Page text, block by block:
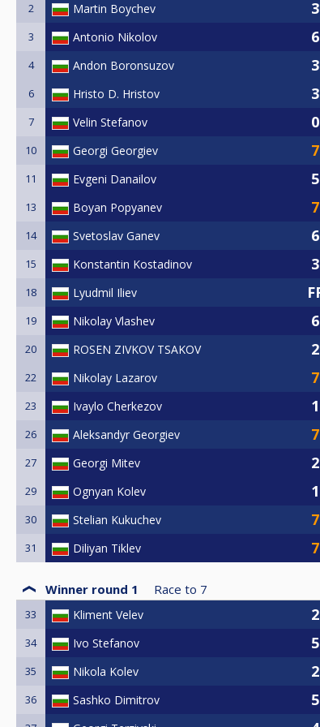
2 Martin Boychev
3 Antonio Nikolov
4 Andon Boronsuzov
6 Hristo D. Hristov
7 Velin Stefanov
10 Georgi Georgiev
11 Evgeni Danailov
13 Boyan Popyanev
14 Svetoslav Ganev
15 Konstantin Kostadinov
18 Lyudmil Iliev
19 Nikolay Vlashev
20 ROSEN ZIVKOV TSAKOV
22 Nikolay Lazarov
23 Ivaylo Cherkezov
26 Aleksandyr Georgiev
27 Georgi Mitev
29 Ognyan Kolev
30 Stelian Kukuchev
31 Diliyan Tiklev
Winner round 1 Race to 7
33 Kliment Velev
34 Ivo Stefanov
35 Nikola Kolev
36 Sashko Dimitrov